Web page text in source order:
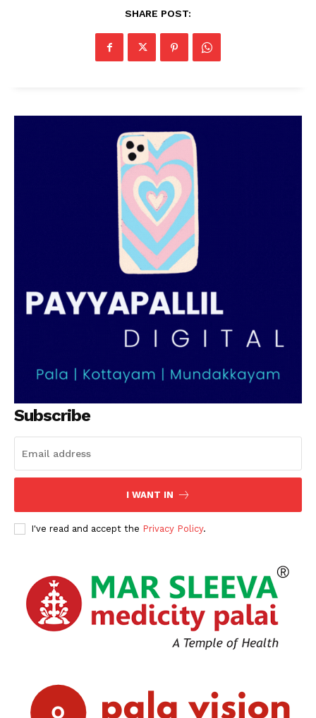
SHARE POST:
Subscribe
I WANT IN
I've read and accept the Privacy Policy.